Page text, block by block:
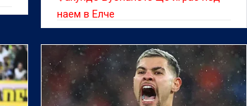
наем в Елче